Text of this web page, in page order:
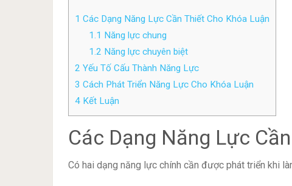
1 Các Dạng Năng Lực Cần Thiết Cho Khóa Luận
1.1 Năng lực chung
1.2 Năng lực chuyên biệt
2 Yếu Tố Cấu Thành Năng Lực
3 Cách Phát Triển Năng Lực Cho Khóa Luận
4 Kết Luận
Các Dạng Năng Lực
Có hai dạng năng lực chính cần được phát triển khi